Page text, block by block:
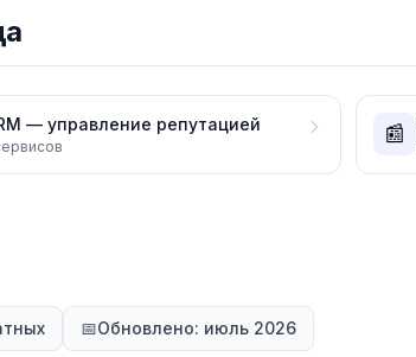
— управление репутацией 📰
📅Обновлено: июль 2026